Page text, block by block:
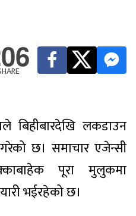
बिहीबारदेखि लकडाउन
छ। समाचार एजेन्सी
पूरा मुलुकमा
भईरहेको छ।